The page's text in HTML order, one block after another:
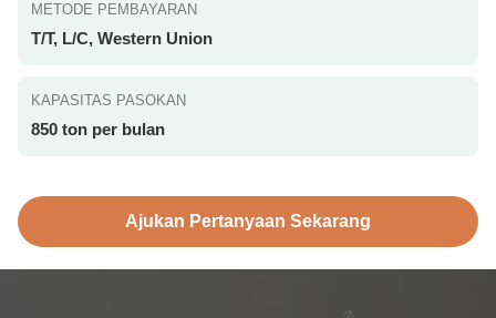
METODE PEMBAYARAN
T/T, L/C, Western Union
KAPASITAS PASOKAN
850 ton per bulan
Ajukan Pertanyaan Sekarang